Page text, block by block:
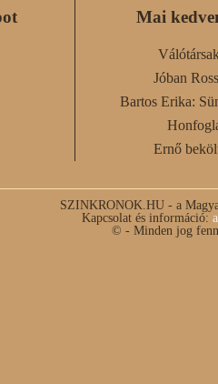
Mai
Jóban
Bartos Erika:
Ernő
SZINKRONOK.HU - a
Kapcsolat és információ:
© - Minden jog